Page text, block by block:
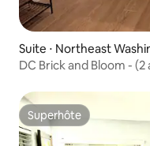
Suite ⋅ Northeast
DC Brick and Bloom -
Superhôte
Superhôte